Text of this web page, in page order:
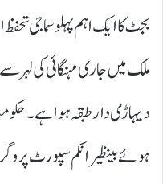
بجٹ کا ایک اہم پہلو سماجی
ملک میں جاری مہنگائی کی
دیہاڑی دار طبقہ ہوا ہے۔
ہوئے بینظیر انکم سپورٹ